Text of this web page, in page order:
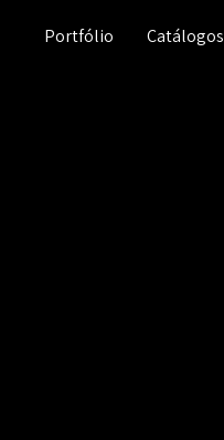
Portfólio Catálogos